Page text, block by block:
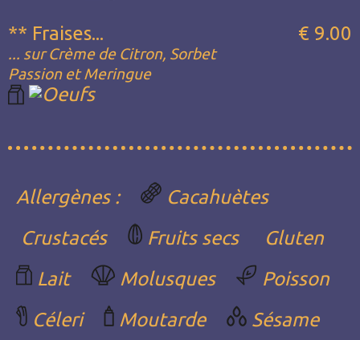
** Fraises...
... sur Crème de Citron, Sorbet
Passion et Meringue
€ 9.00
Allergènes :
Cacahuètes
Crustacés
Fruits secs
Gluten
Lait
Molusques
Poisson
Céleri
Moutarde Sésame